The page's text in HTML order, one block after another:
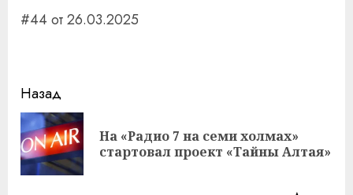
#44 от 26.03.2025
Навигация
записи
Назад
На «Радио 7 на семи холмах»
стартовал проект «Тайны Алтая»